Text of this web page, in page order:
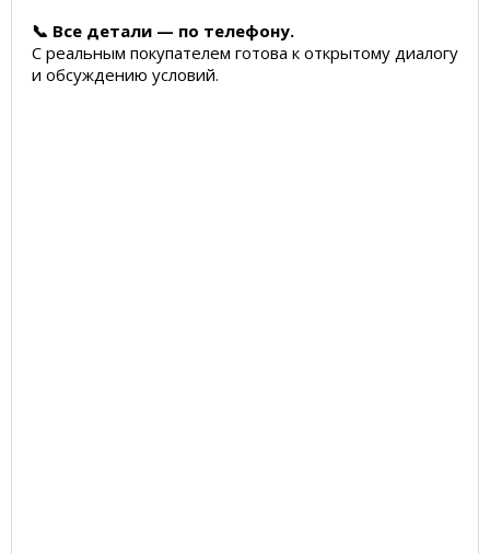
📞 Все детали — по телефону.
С реальным покупателем готова к открытому диалогу
и обсуждению условий.